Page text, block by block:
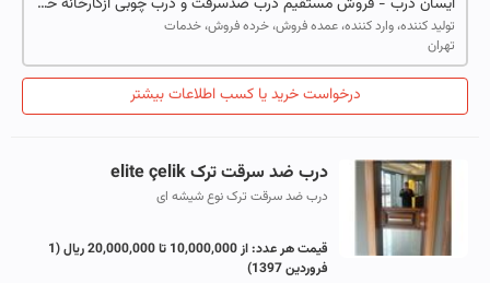
تولید کننده، وارد کننده، عمده فروش، خرده فروش، خدمات
تهران
درخواست خرید یا کسب اطلاعات بیشتر
درب ضد سرقت ترک elite çelik
درب ضد سرقت ترک نوع شیشه ای
قیمت هر عدد:از 10,000,000 تا 20,000,000 ریال
(1
فروردین 1397)